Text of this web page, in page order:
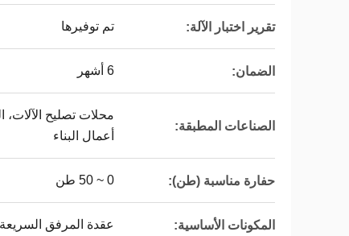
تقرير اختبار الآلة: تم توفيرها
الضمان: 6 أشهر
الصناعات المطبقة:
محلات تصليح الآلات،
أعمال البناء
حفارة مناسبة (طن): 0 ~ 50 طن
المكونات الأساسية: عقدة المرفق السريعة